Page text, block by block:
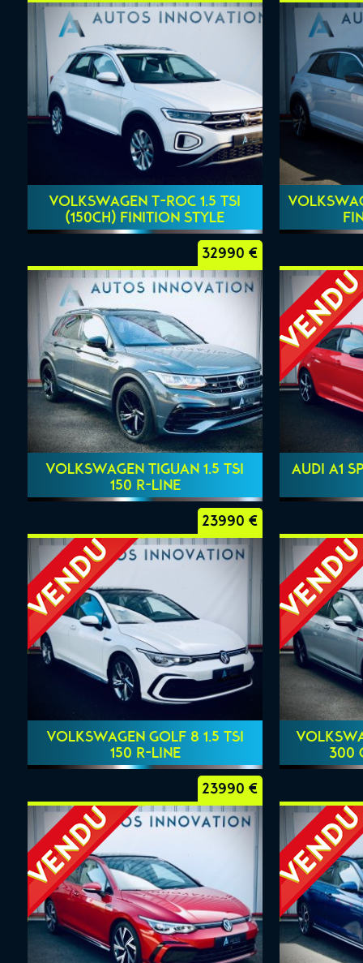
VOLKSWAGEN T-ROC 1.5 TSI
(150CH) FINITION STYLE
32990 €
VOLKSWAGEN TIGUAN 1.5 TSI
150 R-LINE
AUDI A1
23990 €
VOLKSWAGEN GOLF 8 1.5 TSI
150 R-LINE
300
23990 €